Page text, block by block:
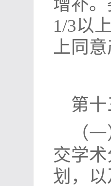
增补
1/3以
上同
第
（
交学
划，